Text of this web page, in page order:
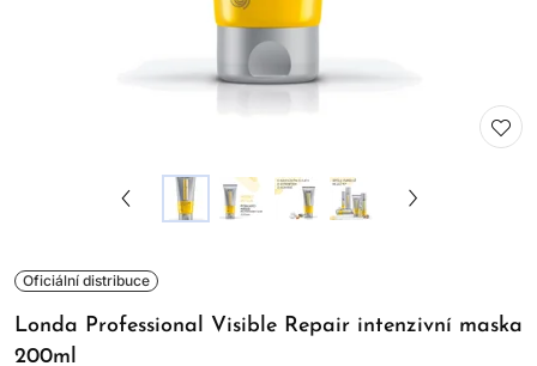
Oficiální distribuce
Londa Professional Visible Repair intenzivní maska
200ml